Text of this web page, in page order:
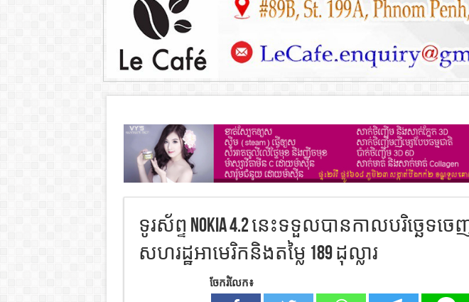
ទូរស័ព្ទ Nokia 4.2 នេះទទួលបានកាលបរិច្ឆេទ
សហរដ្ឋអាមេរិកនិងតម្លៃ 189 ដុល្លារ
ចែករំលែក៖